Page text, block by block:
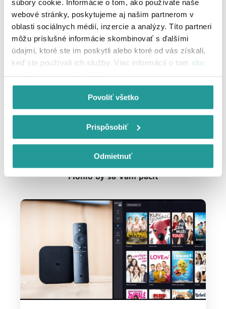
súbory cookie. Informácie o tom, ako používate naše
webové stránky, poskytujeme aj našim partnerom v
oblasti sociálnych médií, inzercie a analýzy. Títo partneri
môžu príslušné informácie skombinovať s ďalšími
údajmi, ktoré ste im poskytli alebo ktoré od vás získali,
keď ste používali ich služby. Viac informácií o tom ako
Povoliť všetko
Prispôsobiť
Odmietnuť
internetovú televíziu od UPC, navyše s možnosťou až 7-
dňového archívu.
Zistite viac o záchrane českých TV staníc na
Slovensku
Pozrieť viac
Mohlo by sa Vám páčiť